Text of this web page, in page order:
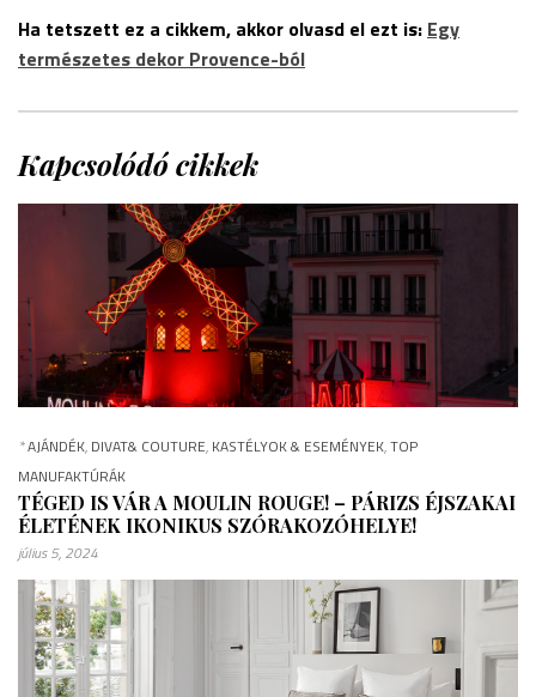
Ha tetszett ez a cikkem, akkor olvasd el ezt is: Egy
természetes dekor Provence-ból
Kapcsolódó cikkek
*AJÁNDÉK, DIVAT& COUTURE, KASTÉLYOK & ESEMÉNYEK,TOP
MANUFAKTÚRÁK
TÉGED IS VÁR A MOULIN ROUGE! – PÁRIZS ÉJSZAKAI
ÉLETÉNEK IKONIKUS SZÓRAKOZÓHELYE!
július 5, 2024